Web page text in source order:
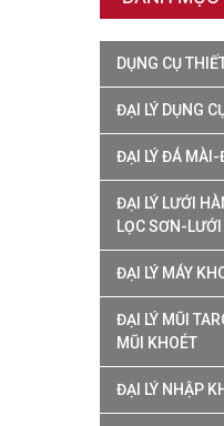
DỤNG CỤ
ĐẠI LÝ DỤNG
ĐẠI LÝ ĐÁ
ĐẠI LÝ LƯỚI
LỌC SƠN-
ĐẠI LÝ MÁY
ĐẠI LÝ MŨI
MŨI KHOÉT
ĐẠI LÝ NHẬP